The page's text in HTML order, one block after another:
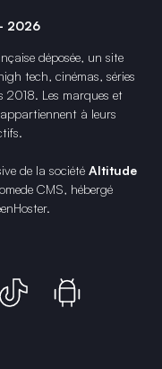
2026
déposée, un site
tech, cinémas, séries
Les marques et
à leurs
de la société Altitude
CMS, hébergé
.